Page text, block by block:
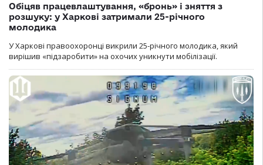
Обіцяв працевлаштування, «бронь» і зняття з
розшуку: у Харкові затримали 25-річного
молодика
У Харкові правоохоронці викрили 25-річного молодика, який
вирішив «підзаробити» на охочих уникнути мобілізації.